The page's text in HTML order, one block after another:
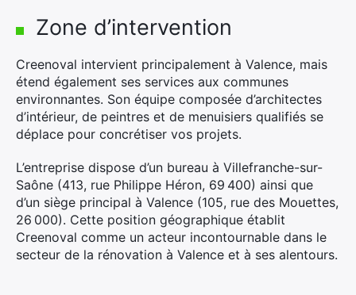
Zone d’intervention
Creenoval intervient principalement à Valence, mais
étend également ses services aux communes
environnantes. Son équipe composée d’architectes
d’intérieur, de peintres et de menuisiers qualifiés se
déplace pour concrétiser vos projets.
L’entreprise dispose d’un bureau à Villefranche-sur-
Saône (413, rue Philippe Héron, 69 400) ainsi que
d’un siège principal à Valence (105, rue des Mouettes,
26 000). Cette position géographique établit
Creenoval comme un acteur incontournable dans le
secteur de la rénovation à Valence et à ses alentours.